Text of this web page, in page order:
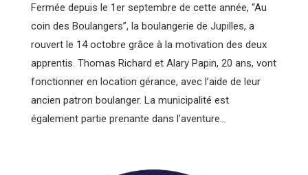
Fermée depuis le 1er septembre de cette année, “Au
coin des Boulangers”, la boulangerie de Jupilles, a
rouvert le 14 octobre grâce à la motivation des deux
apprentis. Thomas Richard et Alary Papin, 20 ans, vont
fonctionner en location gérance, avec l’aide de leur
ancien patron boulanger. La municipalité est
également partie prenante dans l’aventure…